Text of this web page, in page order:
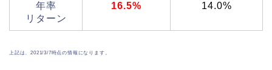
年率
リターン
16.5% 14.0%
上記は、2021/3/7時点の情報になります。